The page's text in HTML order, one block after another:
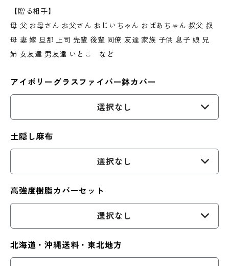
【贈る相手】
母 父 お母さん お父さん おじいちゃん おばあちゃん 叔父 叔
母 妻 嫁 旦那 上司 先輩 後輩 同僚 友達 家族 子供 息子 娘 兄
姉 女友達 男友達 いとこ など
アイボリーグラスファイバー鉢カバー
選択なし
土隠し麻布
選択なし
高強度樹脂カバーセット
選択なし
北海道・沖縄送料・東北地方